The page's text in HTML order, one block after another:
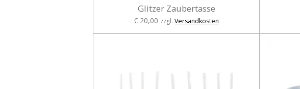
Glitzer Zaubertasse
€ 20,00 zzgl.Versandkosten